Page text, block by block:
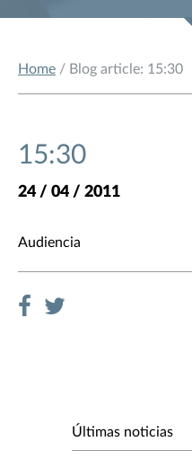
Home / Blog article: 15:30
15:30
24 / 04 / 2011
Audiencia
Últimas noticias